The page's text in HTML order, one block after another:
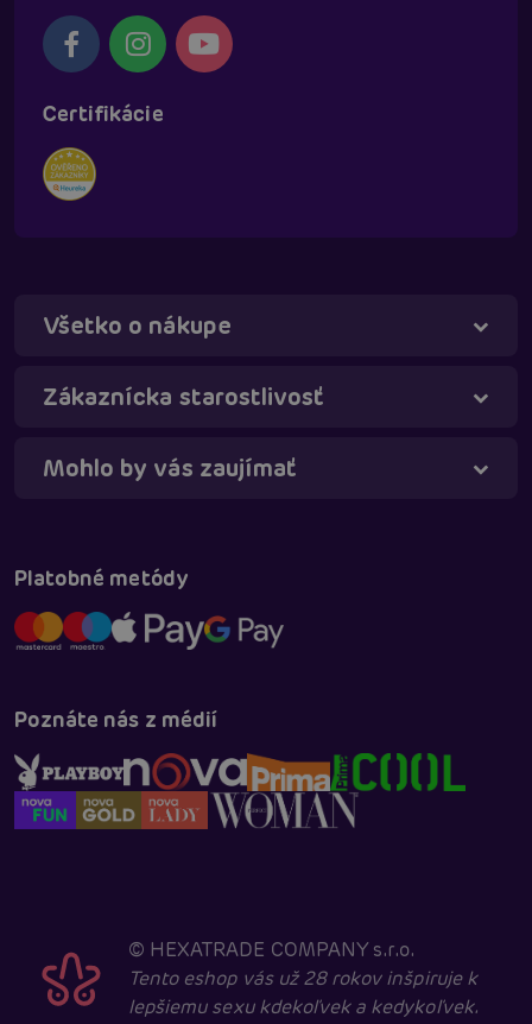
Certifikácie
Všetko o nákupe
Zákaznícka starostlivosť
Mohlo by vás zaujímať
Platobné metódy
Poznáte nás z médií
© HEXATRADE COMPANY s.r.o.
Tento eshop vás už 28 rokov inšpiruje k
lepšiemu sexu kdekoľvek a kedykoľvek.
Táňa - virtuálna asistentka